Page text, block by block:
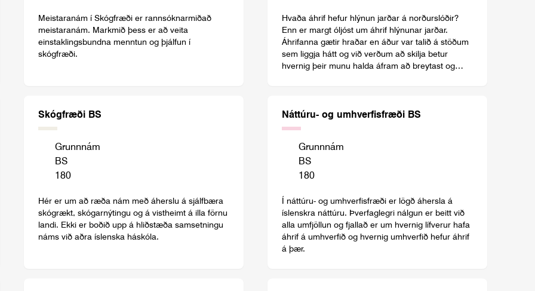
Meistaranám í Skógfræði er rannsóknarmiðað
meistaranám. Markmið þess er að veita
einstaklingsbundna menntun og þjálfun í
skógfræði.
Hvaða áhrif hefur hlýnun jarðar á norðurslóðir?
Enn er margt óljóst um áhrif hlýnunar jarðar.
Áhrifanna gætir hraðar en áður var talið á stöðum
sem liggja hátt og við verðum að skilja betur
hvernig þeir munu halda áfram að breytast og
Skógfræði BS
Grunnnám
BS
180
Hér er um að ræða nám með áherslu á sjálfbæra
skógrækt, skógarnýtingu og á vistheimt á illa förnu
landi. Ekki er boðið upp á hliðstæða samsetningu
náms við aðra íslenska háskóla.
Náttúru- og umhverfisfræði BS
Grunnnám
BS
180
Í náttúru- og umhverfisfræði er lögð áhersla á
íslenskra náttúru. Þverfaglegri nálgun er beitt við
alla umfjöllun og fjallað er um hvernig lífverur hafa
áhrif á umhverfið og hvernig umhverfið hefur áhrif
á þær.